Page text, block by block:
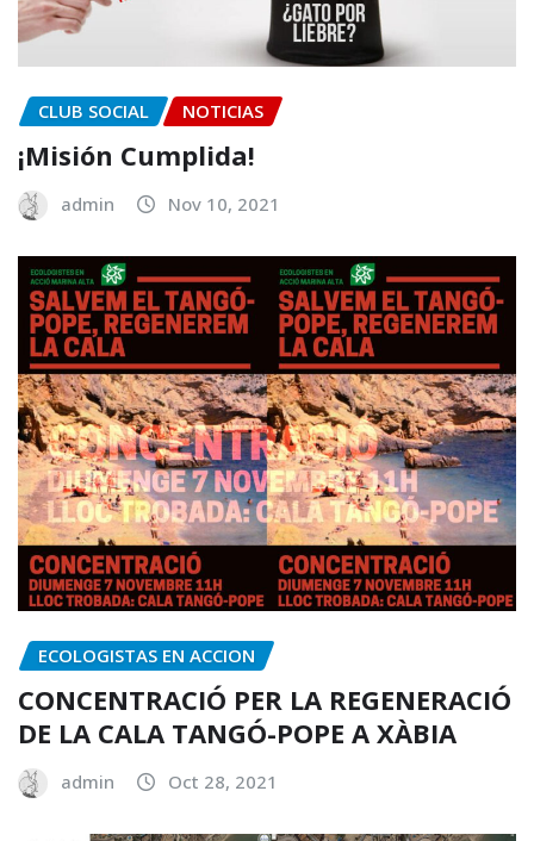
CLUB SOCIAL NOTICIAS
¡Misión Cumplida!
admin Nov 10, 2021
ECOLOGISTAS EN ACCION
CONCENTRACIÓ PER LA REGENERACIÓ
DE LA CALA TANGÓ-POPE A XÀBIA
admin Oct 28, 2021